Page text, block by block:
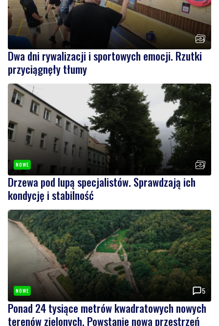
Dwa dni rywalizacji i sportowych emocji. Rzutki
przyciągnęły tłumy
NOWE
Drzewa pod lupą specjalistów. Sprawdzają ich
kondycję i stabilność
5
Ponad 24 tysiące metrów kwadratowych nowych
terenów zielonych. Powstanie nowa przestrzeń
do wypoczynku
Wiadomości